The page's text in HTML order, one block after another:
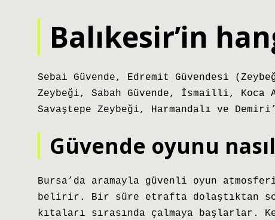
Balıkesir’in
Sebai Güvende, Edremit Güvendesi
Zeybeği, Sabah Güvende, İsmailli, Koca
Savaştepe Zeybeği, Harmandalı ve
Güvende oyunu
Bursa’da aramayla güvenli oyun
belirir. Bir süre etrafta dolaştıktan
kıtaları sırasında çalmaya başlarlar.